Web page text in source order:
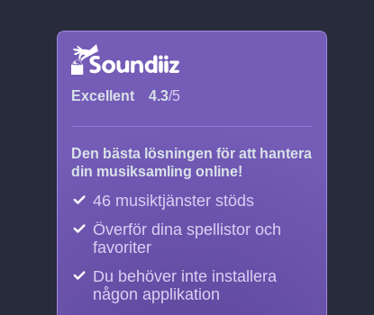
Excellent 4.3/5
Den bästa lösningen för att hantera
din musiksamling online!
46 musiktjänster stöds
Överför dina spellistor och
favoriter
Du behöver inte installera
någon applikation